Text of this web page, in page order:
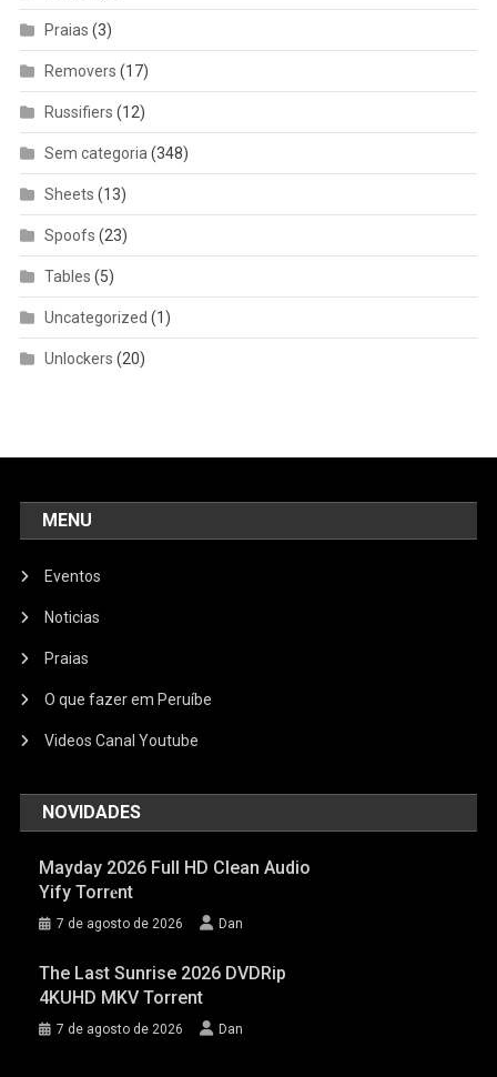
Praias (3)
Removers (17)
Russifiers (12)
Sem categoria (348)
Sheets (13)
Spoofs (23)
Tables (5)
Uncategorized (1)
Unlockers (20)
MENU
Eventos
Noticias
Praias
O que fazer em Peruíbe
Videos Canal Youtube
NOVIDADES
Mayday 2026 Full HD Clean Audio
Yify Torr𝐞nt
7 de agosto de 2026 Dan
The Last Sunrise 2026 DVDRip
4KUHD MKV Torrent
7 de agosto de 2026 Dan